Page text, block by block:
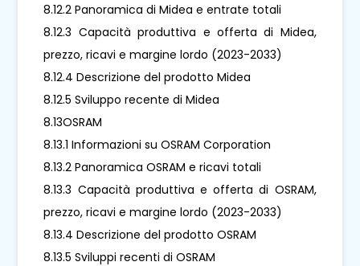
8.12.2 Panoramica di Midea e entrate totali
8.12.3 Capacità produttiva e offerta di Midea,
prezzo, ricavi e margine lordo (2023-2033)
8.12.4 Descrizione del prodotto Midea
8.12.5 Sviluppo recente di Midea
8.13OSRAM
8.13.1 Informazioni su OSRAM Corporation
8.13.2 Panoramica OSRAM e ricavi totali
8.13.3 Capacità produttiva e offerta di OSRAM,
prezzo, ricavi e margine lordo (2023-2033)
8.13.4 Descrizione del prodotto OSRAM
8.13.5 Sviluppi recenti di OSRAM